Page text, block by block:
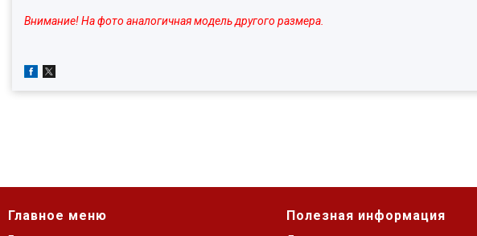
Внимание! На фото аналогичная модель другого размера.
Главное меню Полезная информация